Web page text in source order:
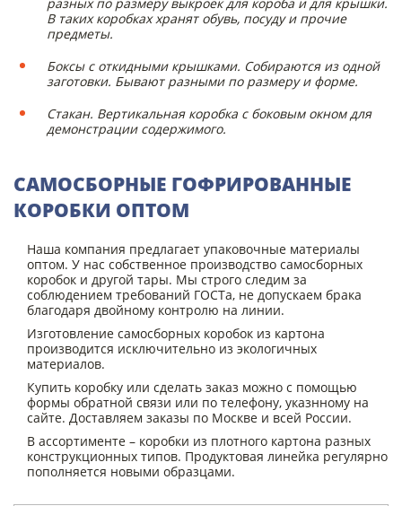
В таких коробках хранят обувь, посуду и прочие
предметы.
Боксы с откидными крышками. Собираются из одной
заготовки. Бывают разными по размеру и форме.
Стакан. Вертикальная коробка с боковым окном для
демонстрации содержимого.
САМОСБОРНЫЕ ГОФРИРОВАННЫЕ
КОРОБКИ ОПТОМ
Наша компания предлагает упаковочные материалы
оптом. У нас собственное производство самосборных
коробок и другой тары. Мы строго следим за
соблюдением требований ГОСТа, не допускаем брака
благодаря двойному контролю на линии.
Изготовление самосборных коробок из картона
производится исключительно из экологичных
материалов.
Купить коробку или сделать заказ можно с помощью
формы обратной связи или по телефону, указнному на
сайте. Доставляем заказы по Москве и всей России.
В ассортименте – коробки из плотного картона разных
конструкционных типов. Продуктовая линейка регулярно
пополняется новыми образцами.